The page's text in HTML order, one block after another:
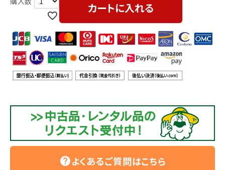
カートに入れる
helpよくあるご質問はこちら